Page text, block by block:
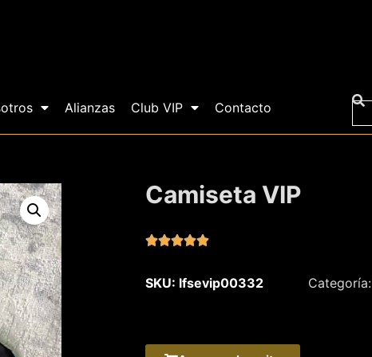
Alianzas Club VIP Contacto
Camiseta VIP

SKU: lfsevip00332 Categoría: